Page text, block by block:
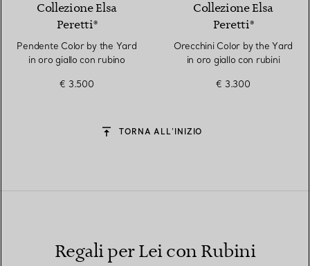
Collezione Elsa
Peretti®
Pendente Color by the Yard
in oro giallo con rubino
€ 3.500
Collezione Elsa
Peretti®
Orecchini Color by the Yard
in oro giallo con rubini
€ 3.300
TORNA ALL’INIZIO
Regali per Lei con Rubini